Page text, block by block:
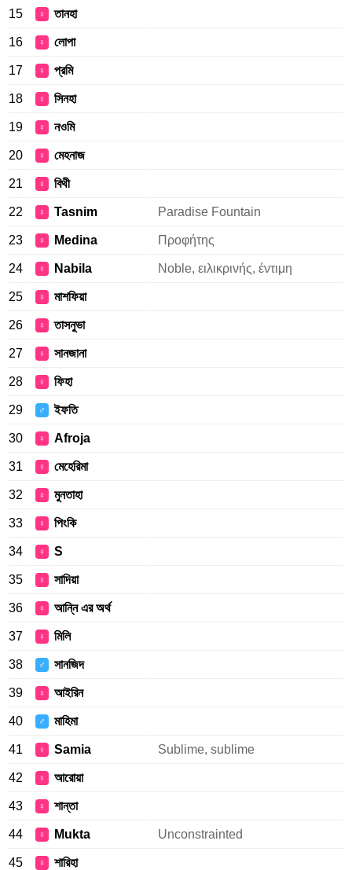
15 ♀ তানহা
16 ♀ লোপা
17 ♀ প্রমি
18 ♀ সিনহা
19 ♀ নওমি
20 ♀ মেহনাজ
21 ♀ বিথী
22 ♀ Tasnim Paradise Fountain
23 ♀ Medina Προφήτης
24 ♀ Nabila Noble, ειλικρινής, έντιμη
25 ♀ মাশফিয়া
26 ♀ তাসনুভা
27 ♀ সানজানা
28 ♀ ফিহা
29 ♂ ইফতি
30 ♀ Afroja
31 ♀ মেহেরিমা
32 ♀ মুনতাহা
33 ♀ পিংকি
34 ♀ S
35 ♀ সাদিয়া
36 ♀ আন্নি এর অর্থ
37 ♀ মিলি
38 ♂ সানজিদ
39 ♀ আইরিন
40 ♂ মাহিমা
41 ♀ Samia Sublime, sublime
42 ♀ আরোয়া
43 ♀ শান্তা
44 ♀ Mukta Unconstrainted
45 ♀ শারিহা